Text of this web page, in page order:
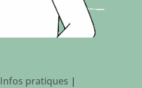
Infos pratiques |